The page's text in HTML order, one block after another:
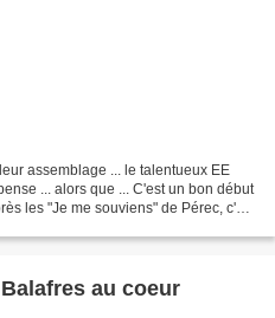
assemblage ... le talentueux EE
... alors que ... C'est un bon début
les "Je me souviens" de Pérec, c'est
au coeur